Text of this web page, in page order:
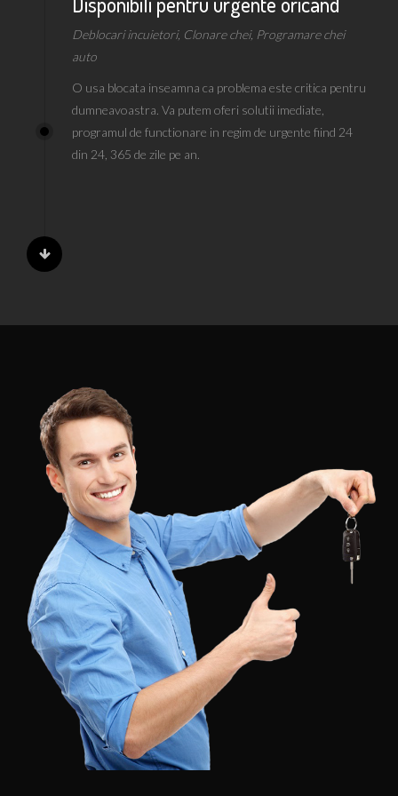
Deblocari incuietori, Clonare chei, Programare chei
auto
O usa blocata inseamna ca problema este critica pentru
dumneavoastra. Va putem oferi solutii imediate,
programul de functionare in regim de urgente fiind 24
din 24, 365 de zile pe an.
pentru servicii de deblocare si
Programare chei auto si transpondere auto, chei cu cip
Suntem unii dintre principalii distribuitori din Romania
de chei auto, chei cu cip auto, telecomande auto, chei
smart auto sau transpondere auto. Putem pune la
dispozitie si tehnica necesara pentru deblocare si
clonare chei auto. Consultaticatalogul
nostru pentru
produse!
Am inceput KeyPro in 1994
Deblocari incuietori, Clonare chei, Programare chei
auto
Firma noastra lucreaza pentru dumneavoastra cu
personal calificat cu experienta de pana la 25 de ani in
acest domeniu. Pe site puteti gasi informatii despre
toate serviciile si produsele noastre, printre care:
deblocari auto si yale, copiere chei auto, duplicare chei